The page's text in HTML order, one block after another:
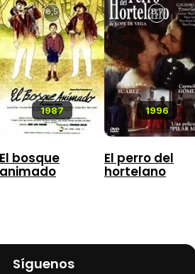
1987
8,5
El bosque
animado
1996
8,7
El perro del
hortelano
Síguenos